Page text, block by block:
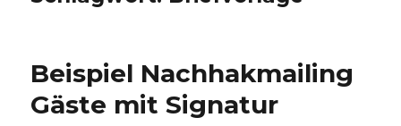
Beispiel Nachhakmailing
Gäste mit Signatur